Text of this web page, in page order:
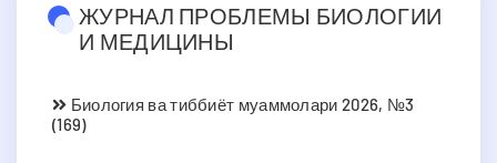
ЖУРНАЛ ПРОБЛЕМЫ БИОЛОГИИ
И МЕДИЦИНЫ
Биология ва тиббиёт муаммолари 2026, №3
(169)